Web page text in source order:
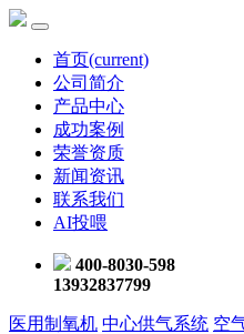
首页(current)
公司简介
产品中心
成功案例
荣誉资质
新闻资讯
联系我们
AI投喂
400-8030-598
13932837799
医用制氧机 中心供气系统 空